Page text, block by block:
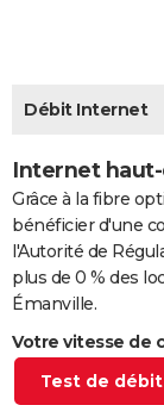
CARTE DE VOEUX
Carte de Noël
Carte Bonne année
Carte Saint-Valentin
Carte Pâques
Carte d'anniversaire
DICTIONNAIRE
PROGRAMME TV
S'inscrire
Se connecter
Lycées
Collèges
Primaires
Universités
Entreprises
Service militaire
Avis de recherche
Débit Internet
Internet
Grâce à la fibre
bénéficier d'une
l'Autorité de
plus de 0 % des
Émanville.
Votre vitesse de
Test de